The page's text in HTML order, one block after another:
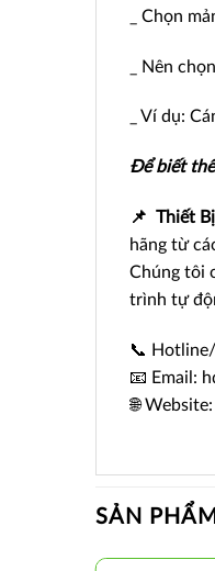
_ Chọn
_ Nên
_ Ví dụ:
Để biết
📌 Thiết
hãng từ
Chúng tôi
trình tự
📞
📧 Email:
🌐
SẢN